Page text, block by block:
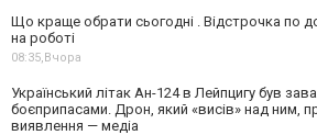
Що краще обрати сьогодні . Відстрочка по
на роботі
08:35, Вчора
Український літак Ан-124 в Лейпцигу був
боєприпасами. Дрон, який «висів» над ним,
виявлення — медіа